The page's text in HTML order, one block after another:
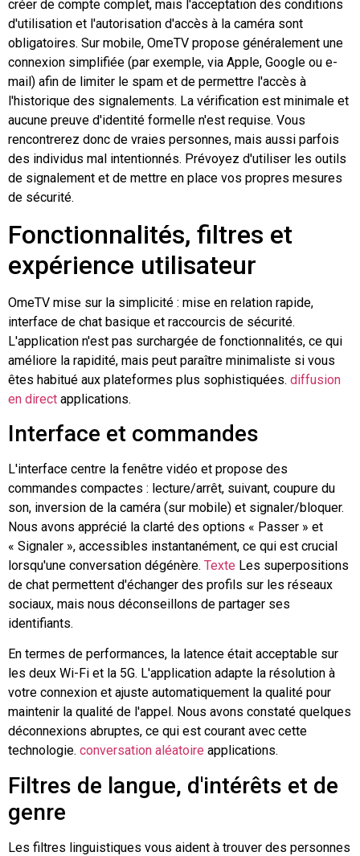
créer de compte complet, mais l'acceptation des conditions
d'utilisation et l'autorisation d'accès à la caméra sont
obligatoires. Sur mobile, OmeTV propose généralement une
connexion simplifiée (par exemple, via Apple, Google ou e-
mail) afin de limiter le spam et de permettre l'accès à
l'historique des signalements. La vérification est minimale et
aucune preuve d'identité formelle n'est requise. Vous
rencontrerez donc de vraies personnes, mais aussi parfois
des individus mal intentionnés. Prévoyez d'utiliser les outils
de signalement et de mettre en place vos propres mesures
de sécurité.
Fonctionnalités, filtres et
expérience utilisateur
OmeTV mise sur la simplicité : mise en relation rapide,
interface de chat basique et raccourcis de sécurité.
L'application n'est pas surchargée de fonctionnalités, ce qui
améliore la rapidité, mais peut paraître minimaliste si vous
êtes habitué aux plateformes plus sophistiquées. diffusion
en direct applications.
Interface et commandes
L'interface centre la fenêtre vidéo et propose des
commandes compactes : lecture/arrêt, suivant, coupure du
son, inversion de la caméra (sur mobile) et signaler/bloquer.
Nous avons apprécié la clarté des options « Passer » et
« Signaler », accessibles instantanément, ce qui est crucial
lorsqu'une conversation dégénère. Texte Les superpositions
de chat permettent d'échanger des profils sur les réseaux
sociaux, mais nous déconseillons de partager ses
identifiants.
En termes de performances, la latence était acceptable sur
les deux Wi-Fi et la 5G. L'application adapte la résolution à
votre connexion et ajuste automatiquement la qualité pour
maintenir la qualité de l'appel. Nous avons constaté quelques
déconnexions abruptes, ce qui est courant avec cette
technologie. conversation aléatoire applications.
Filtres de langue, d'intérêts et de
genre
Les filtres linguistiques vous aident à trouver des personnes